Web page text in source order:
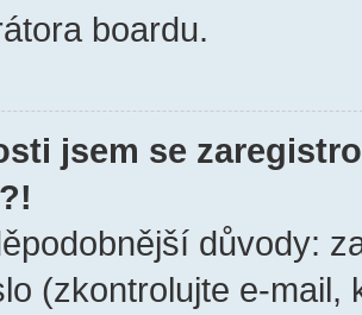
boardu.
jsem se
důvody:
(zkontrolujte e-